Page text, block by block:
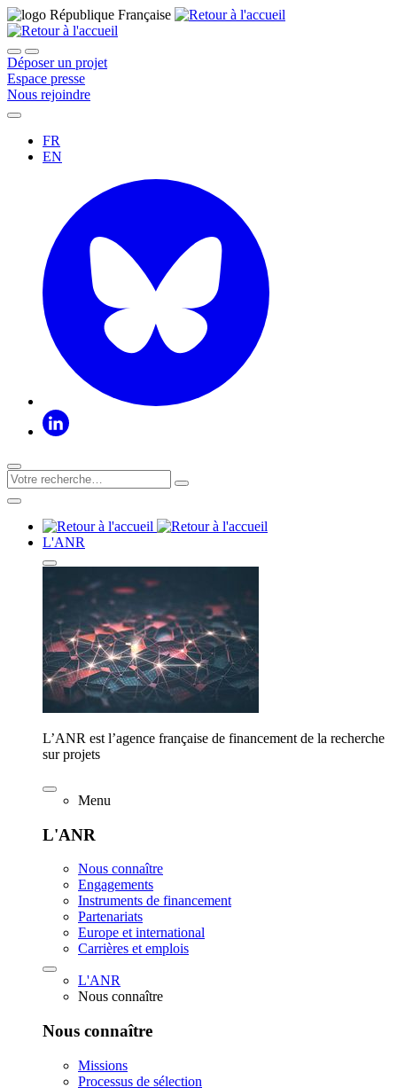
Déposer un projet
Espace presse
Nous rejoindre
FR
EN
L'ANR
L’ANR est l’agence française de financement de la recherche
sur projets
Menu
L'ANR
Nous connaître
Engagements
Instruments de financement
Partenariats
Europe et international
Carrières et emplois
L'ANR
Nous connaître
Nous connaître
Missions
Processus de sélection